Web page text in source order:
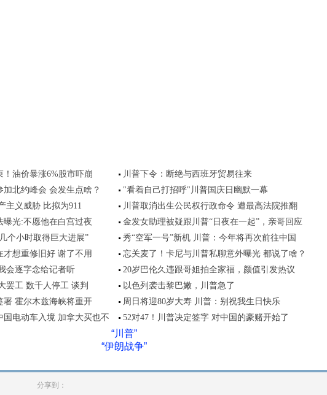
！油价暴涨6%股市吓崩
川普下令：断绝与西班牙贸易往来
北约峰会 会发生点啥？
"看着自己打招呼"川普国庆日幽默一幕
主义威胁 比拟为911
川普取消出生公民权行政命令 遭最高法院推翻
曝光:不愿他在白宫过夜
金发女助理被疑跟川普“日夜在一起”，亲哥回应
个小时取得巨大进展”
秀“空军一号”新机 川普：今年将再次前往中国
才想重修旧好 谢了不用
忘关麦了！卡尼与川普私聊意外曝光 都说了啥？
会逐字念给记者听
20岁巴伦久违跟哥姐拍全家福，颜值引发热议
罢工 数千人停工 谈判
以色列袭击黎巴嫩，川普急了
署 霍尔木兹海峡将重开
周日将迎80岁大寿 川普：别祝我生日快乐
国电动车入境 加拿大买也不
52对47！川普决定签字 对中国的豪赌开始了
“川普”
“伊朗战争”
分享到：